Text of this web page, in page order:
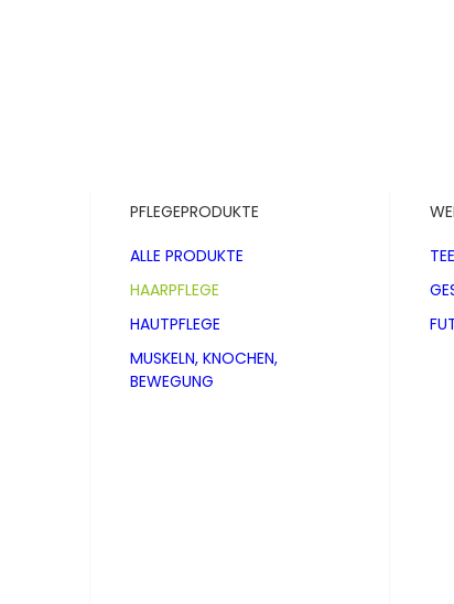
PFLEGEPRODUKTE
ALLE PRODUKTE
HAARPFLEGE
HAUTPFLEGE
MUSKELN, KNOCHEN,
BEWEGUNG